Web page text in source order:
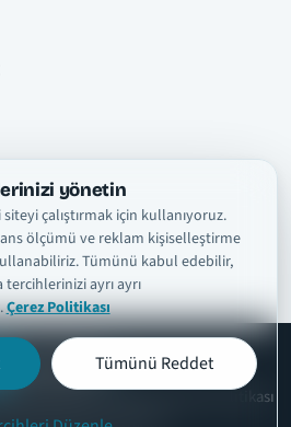
yönetin
çalıştırmak için kullanıyoruz.
ölçümü ve reklam kişiselleştirme
Tümünü kabul edebilir,
ayrı ayrı
Çerez Politikası
Tümünü Reddet
şarkısözleritr
Kullanım ŞartlarıGizlilik Politikası
İletişimÇerez Ayarları